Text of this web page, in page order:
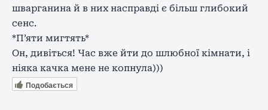
шварганина й в них насправді є більш глибокий
сенс.
*П’яти мигтять*
Он, дивіться! Час вже йти до шлюбної кімнати, і
ніяка качка мене не копнула)))
Подобається